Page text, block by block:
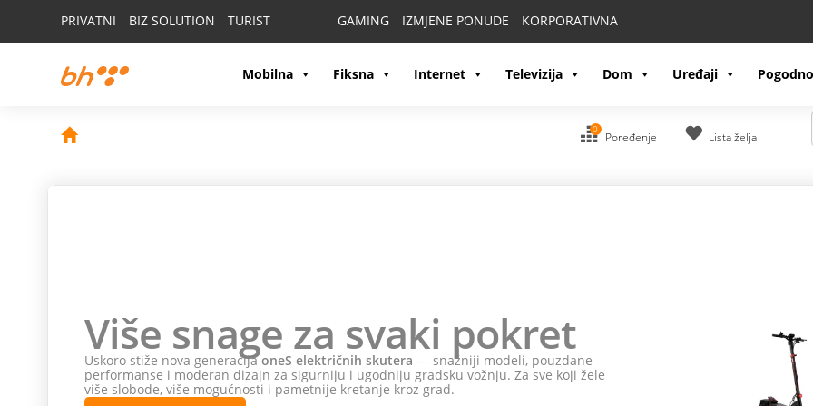
PRIVATNI BIZ SOLUTION TURIST GAMING IZMJENE PONUDE KORPORATIVNA
Mobilna Fiksna Internet Televizija Dom Uređaji
0
Poređenje Lista želja
Više snage za svaki pokret
Uskoro stiže nova generacijaoneS električnih skutera — snažniji modeli, pouzdane
performanse i moderan dizajn za sigurniju i ugodniju gradsku vožnju. Za sve koji žele
više slobode, više mogućnosti i pametnije kretanje kroz grad.